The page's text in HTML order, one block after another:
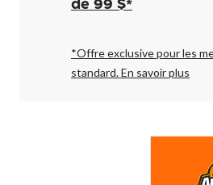
à
pour
changer
de 99 $*
*Offre exclusive pour les
standard.En savoir plus